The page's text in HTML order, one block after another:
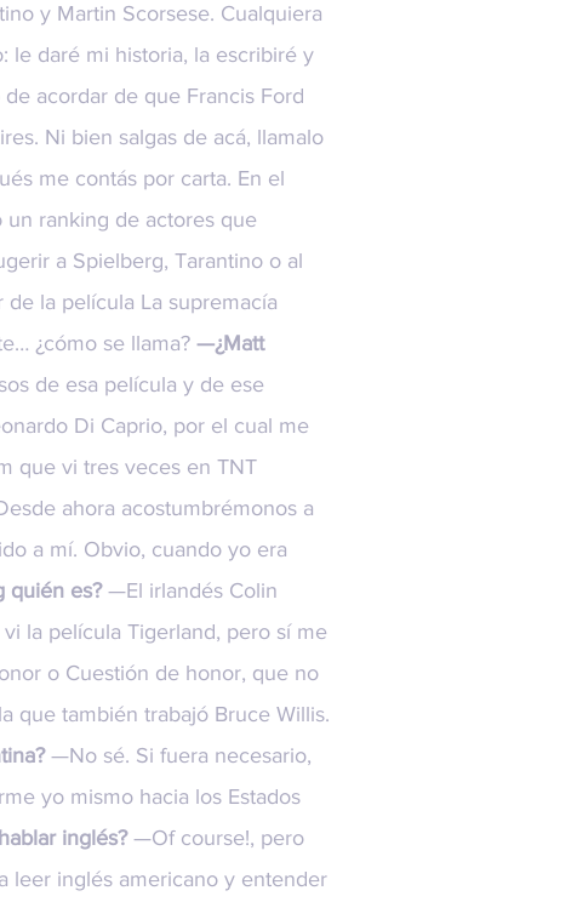
y Martin Scorsese. Cualquiera
le daré mi historia, la escribiré y
acordar de que Francis Ford
Ni bien salgas de acá, llamalo
me contás por carta. En el
un ranking de actores que
a Spielberg, Tarantino o al
la película La supremacía
¿cómo se llama? —¿Matt
de esa película y de ese
Di Caprio, por el cual me
que vi tres veces en TNT
ahora acostumbrémonos a
a mí. Obvio, cuando yo era
quién es?—El irlandés Colin
la película Tigerland, pero sí me
o Cuestión de honor, que no
que también trabajó Bruce Willis.
—No sé. Si fuera necesario,
yo mismo hacia los Estados
inglés?—Of course!, pero
leer inglés americano y entender